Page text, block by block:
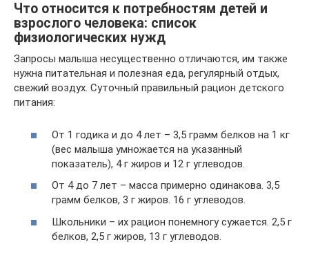
Что относится к потребностям детей и
взрослого человека: список
физиологических нужд
Запросы малыша несущественно отличаются, им также
нужна питательная и полезная еда, регулярный отдых,
свежий воздух. Суточный правильный рацион детского
питания:
От 1 годика и до 4 лет – 3,5 грамм белков на 1 кг
(вес малыша умножается на указанный
показатель), 4 г жиров и 12 г углеводов.
От 4 до 7 лет – масса примерно одинакова. 3,5
грамм белков, 3 г жиров. 16 г углеводов.
Школьники – их рацион понемногу сужается. 2,5 г
белков, 2,5 г жиров, 13 г углеводов.